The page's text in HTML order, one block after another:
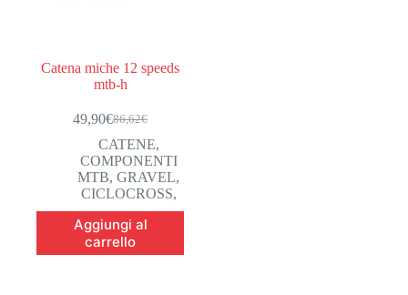
Catena miche 12 speeds
mtb-h
86,62€
Il
prezzo
originale
era:
86,62€.
49,90€Il
prezzo
attuale
è:
49,90€.
CATENE,
COMPONENTI
MTB, GRAVEL,
CICLOCROSS,
Aggiungi al
carrello